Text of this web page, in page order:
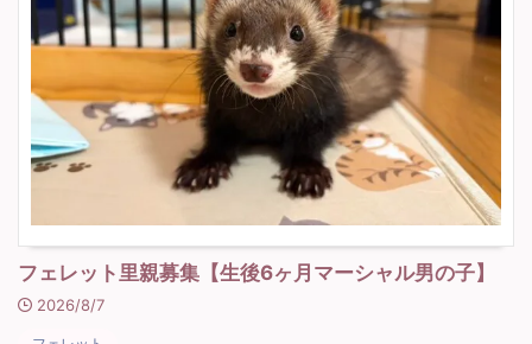
フェレット里親募集【生後6ヶ月マーシャル男の子】
2026/8/7